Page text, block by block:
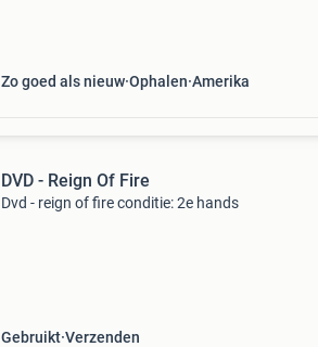
Zo goed als nieuw Ophalen Amerika
DVD - Reign Of Fire
Dvd - reign of fire conditie: 2e hands
Gebruikt Verzenden